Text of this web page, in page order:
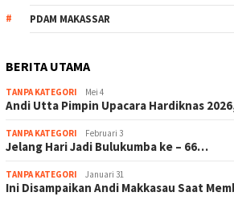
PDAM MAKASSAR
BERITA UTAMA
TANPA KATEGORI Mei 4
Andi Utta Pimpin Upacara Hardiknas
TANPA KATEGORI Februari 3
Jelang Hari Jadi Bulukumba ke – 66…
TANPA KATEGORI Januari 31
Ini Disampaikan Andi Makkasau Saat